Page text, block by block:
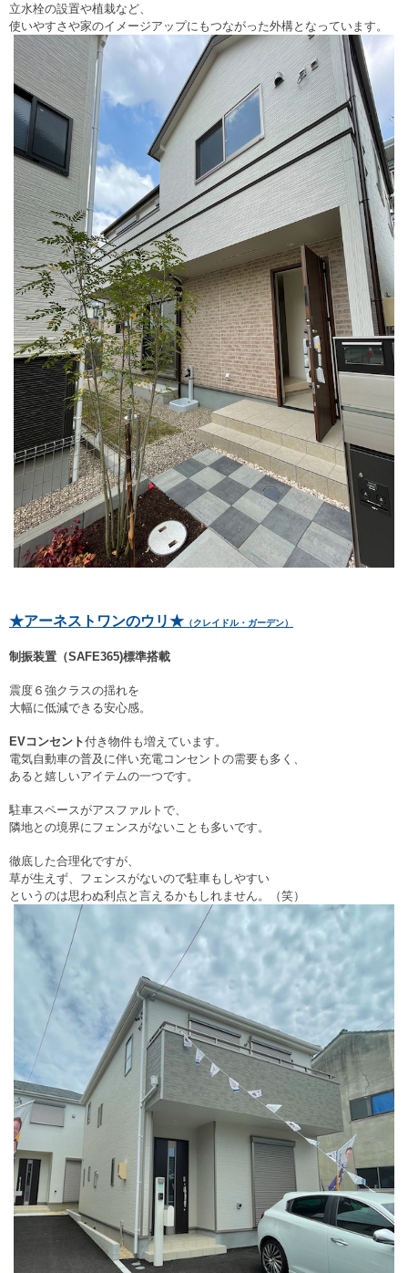
立水栓の設置や植栽など、
使いやすさや家のイメージアップにもつながった外構となっています。
★アーネストワンのウリ★ （クレイドル・ガーデン）
制振装置（SAFE365)標準搭載
震度６強クラスの揺れを
大幅に低減できる安心感。
EVコンセント付き物件も増えています。
電気自動車の普及に伴い充電コンセントの需要も多く、
あると嬉しいアイテムの一つです。
駐車スペースがアスファルトで、
隣地との境界にフェンスがないことも多いです。
徹底した合理化ですが、
草が生えず、 フェンスがないので駐車もしやすい
というのは思わぬ利点と言えるかもしれません。（笑）